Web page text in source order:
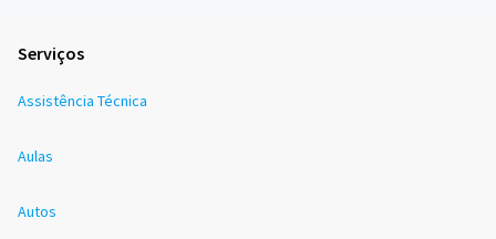
Serviços
Assistência Técnica
Aulas
Autos